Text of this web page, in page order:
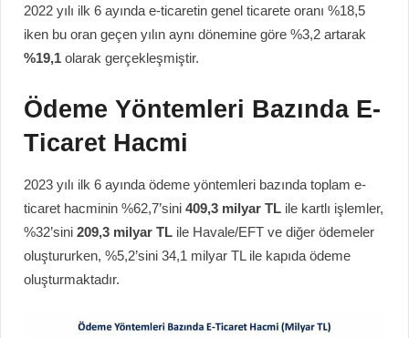
2022 yılı ilk 6 ayında e-ticaretin genel ticarete oranı %18,5
iken bu oran geçen yılın aynı dönemine göre %3,2 artarak
%19,1 olarak gerçekleşmiştir.
Ödeme Yöntemleri Bazında E-
Ticaret Hacmi
2023 yılı ilk 6 ayında ödeme yöntemleri bazında toplam e-
ticaret hacminin %62,7’sini 409,3 milyar TL ile kartlı işlemler,
%32’sini 209,3 milyar TL ile Havale/EFT ve diğer ödemeler
oluştururken, %5,2’sini 34,1 milyar TL ile kapıda ödeme
oluşturmaktadır.